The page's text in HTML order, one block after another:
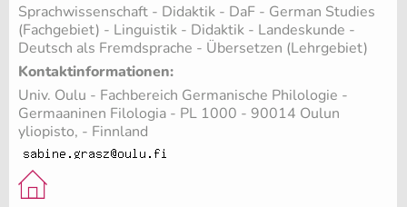
Sprachwissenschaft - Didaktik - DaF - German Studies
(Fachgebiet) - Linguistik - Didaktik - Landeskunde -
Deutsch als Fremdsprache - Übersetzen (Lehrgebiet)
Kontaktinformationen:
Univ. Oulu - Fachbereich Germanische Philologie -
Germaaninen Filologia - PL 1000 - 90014 Oulun
yliopisto, - Finnland